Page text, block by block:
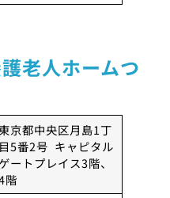
老人ホームつ
東京都中央区月島1丁
目5番2号 キャピタル
ゲートプレイス3階、
階